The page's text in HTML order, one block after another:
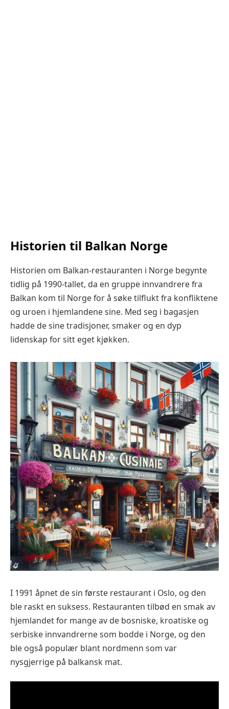
Historien til Balkan Norge
Historien om Balkan-restauranten i Norge begynte
tidlig på 1990-tallet, da en gruppe innvandrere fra
Balkan kom til Norge for å søke tilflukt fra konfliktene
og uroen i hjemlandene sine. Med seg i bagasjen
hadde de sine tradisjoner, smaker og en dyp
lidenskap for sitt eget kjøkken.
I 1991 åpnet de sin første restaurant i Oslo, og den
ble raskt en suksess. Restauranten tilbød en smak av
hjemlandet for mange av de bosniske, kroatiske og
serbiske innvandrerne som bodde i Norge, og den
ble også populær blant nordmenn som var
nysgjerrige på balkansk mat.